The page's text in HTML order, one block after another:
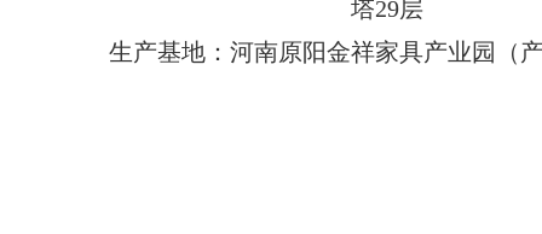
塔29层
生产基地：河南原阳金祥家具产业园（